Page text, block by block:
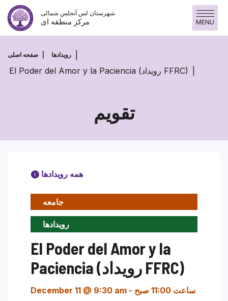
پرش
محتوا
شهرستان لس آنجلس شمالی
مرکز منطقه ای MENU
صفحه اصلی رویدادها
El Poder del Amor y la Paciencia (رویداد FFRC)
تقویم
همه رویدادها
جامعه
رویدادها
El Poder del Amor y la
Paciencia (رویداد FFRC)
December 11 @ 9:30 am - ساعت 11:00 صبح